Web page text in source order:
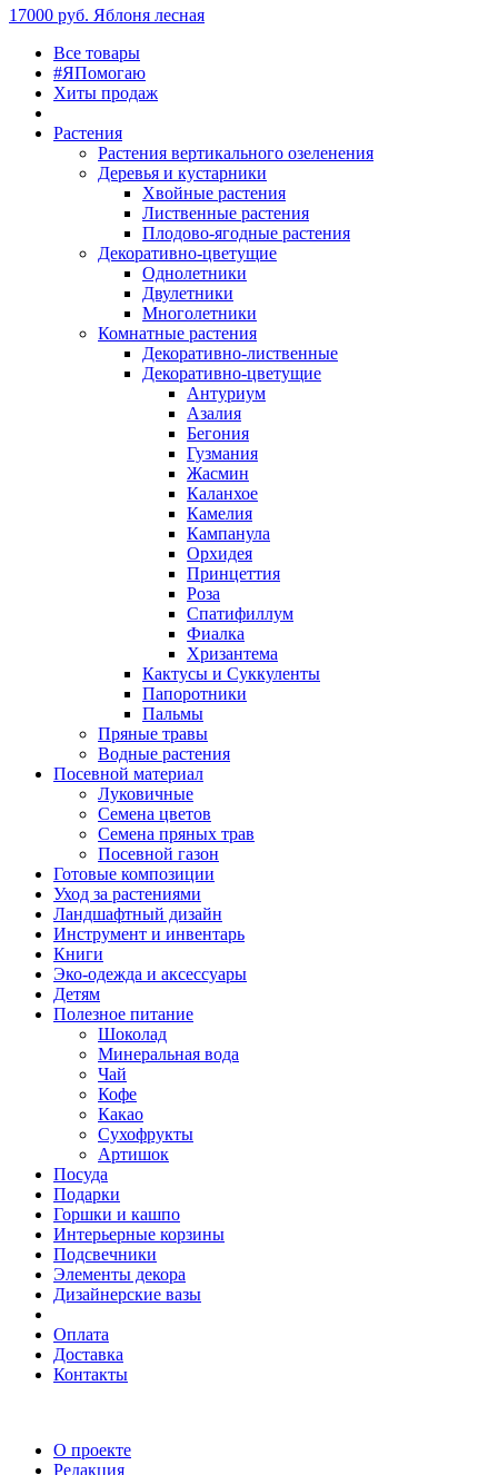
17000 руб. Яблоня лесная
Все товары
#ЯПомогаю
Хиты продаж
Растения
Растения вертикального озеленения
Деревья и кустарники
Хвойные растения
Лиственные растения
Плодово-ягодные растения
Декоративно-цветущие
Однолетники
Двулетники
Многолетники
Комнатные растения
Декоративно-лиственные
Декоративно-цветущие
Антуриум
Азалия
Бегония
Гузмания
Жасмин
Каланхое
Камелия
Кампанула
Орхидея
Принцеттия
Роза
Спатифиллум
Фиалка
Хризантема
Кактусы и Суккуленты
Папоротники
Пальмы
Пряные травы
Водные растения
Посевной материал
Луковичные
Семена цветов
Семена пряных трав
Посевной газон
Готовые композиции
Уход за растениями
Ландшафтный дизайн
Инструмент и инвентарь
Книги
Эко-одежда и аксессуары
Детям
Полезное питание
Шоколад
Минеральная вода
Чай
Кофе
Какао
Сухофрукты
Артишок
Посуда
Подарки
Горшки и кашпо
Интерьерные корзины
Подсвечники
Элементы декора
Дизайнерские вазы
Оплата
Доставка
Контакты
О проекте
Редакция